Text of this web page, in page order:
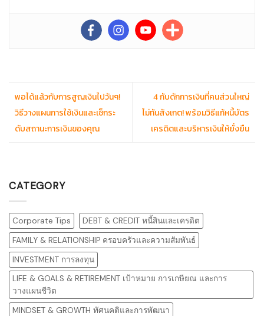
พอได้แล้วกับการสูญเงินไปวันๆ!
วิธีวางแผนการใช้เงินและเช็กระ
ดับสถานะการเงินของคุณ
4 กับดักการเงินที่คนส่วนใหญ่
ไม่ทันสังเกต! พร้อมวิธีแก้หนี้บัตร
เครดิตและบริหารเงินให้ยั่งยืน
CATEGORY
Corporate Tips
DEBT & CREDIT หนี้สินและเครดิต
FAMILY & RELATIONSHIP ครอบครัวและความสัมพันธ์
INVESTMENT การลงทุน
LIFE & GOALS & RETIREMENT เป้าหมาย การเกษียณ และการ
วางแผนชีวิต
MINDSET & GROWTH ทัศนคติและการพัฒนา